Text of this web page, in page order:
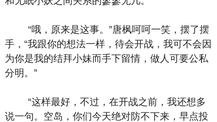
“哦，原来是这事。”唐枫呵呵一笑，摆了摆
手，“我跟你的想法一样，待会开战，我可不会因
为你是我的结拜小妹而手下留情，做人可要公私
分明。”
“这样最好，不过，在开战之前，我还想多
说一句。空岛，你们今天绝对防不下来，早点投